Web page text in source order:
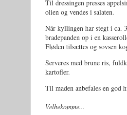
Til dressingen presses
olien og vendes i salaten.
Når kyllingen har stegt i ca.
bradepanden op i en
Fløden tilsættes og sovsen
Serveres med brune ris,
kartofler.
Til maden anbefales en god
Velbekomme...